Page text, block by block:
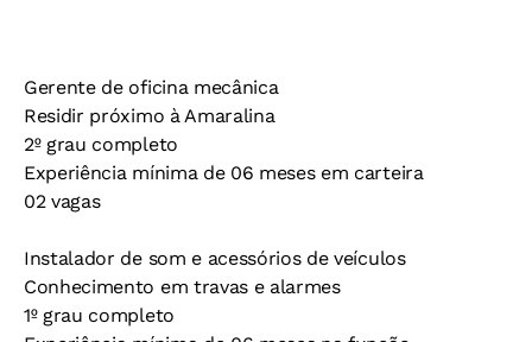
Gerente de oficina mecânica
Residir próximo à Amaralina
2º grau completo
Experiência mínima de 06 meses em carteira
02 vagas
Instalador de som e acessórios de veículos
Conhecimento em travas e alarmes
1º grau completo